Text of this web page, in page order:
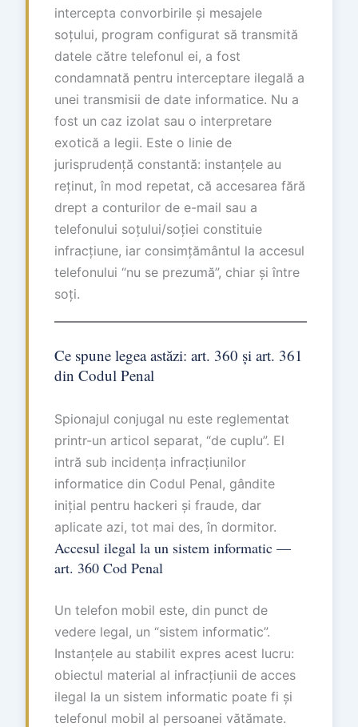
intercepta convorbirile și mesajele
soțului, program configurat să transmită
datele către telefonul ei, a fost
condamnată pentru interceptare ilegală a
unei transmisii de date informatice. Nu a
fost un caz izolat sau o interpretare
exotică a legii. Este o linie de
jurisprudență constantă: instanțele au
reținut, în mod repetat, că accesarea fără
drept a conturilor de e-mail sau a
telefonului soțului/soției constituie
infracțiune, iar consimțământul la accesul
telefonului “nu se prezumă”, chiar și între
soți.
Ce spune legea astăzi: art. 360 și art. 361
din Codul Penal
Spionajul conjugal nu este reglementat
printr-un articol separat, “de cuplu”. El
intră sub incidența infracțiunilor
informatice din Codul Penal, gândite
inițial pentru hackeri și fraude, dar
aplicate azi, tot mai des, în dormitor.
Accesul ilegal la un sistem informatic —
art. 360 Cod Penal
Un telefon mobil este, din punct de
vedere legal, un “sistem informatic”.
Instanțele au stabilit expres acest lucru:
obiectul material al infracțiunii de acces
ilegal la un sistem informatic poate fi și
telefonul mobil al persoanei vătămate.